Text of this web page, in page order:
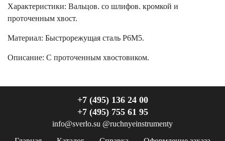
Характеристики: Вальцов. со шлифов. кромкой и
проточенным хвост.
Материал: Быстрорежущая сталь Р6М5.
Описание: С проточенным хвостовиком.
+7 (495) 136 24 00
+7 (495) 755 61 95
info@sverlo.su @ruchnyeinstrumenty